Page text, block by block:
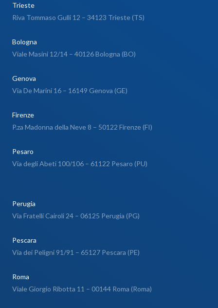
Trieste
Riva Tommaso Gulli 12 – 34123 Trieste (TS)
Bologna
Viale Masini 12/14 – 40126 Bologna (BO)
Genova
Via De Marini 16 – 16149 Genova (GE)
Firenze
P.za Madonna della Neve 8 – 50122 Firenze (FI)
Pesaro
Via degli Abeti 100/106 – 61122 Pesaro (PU)
Perugia
Via Fratelli Cairoli 24 – 06125 Perugia (PG)
Pescara
Via dei Peligni 91/91 – 65127 Pescara (PE)
Roma
Viale Giorgio Ribotta 11 – 00144 Roma (Roma)